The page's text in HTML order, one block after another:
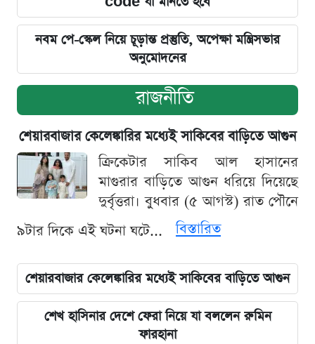
নবম পে-স্কেল নিয়ে চূড়ান্ত প্রস্তুতি, অপেক্ষা মন্ত্রিসভার
অনুমোদনের
রাজনীতি
শেয়ারবাজার কেলেঙ্কারির মধ্যেই সাকিবের বাড়িতে আগুন
ক্রিকেটার সাকিব আল হাসানের
মাগুরার বাড়িতে আগুন ধরিয়ে দিয়েছে
দুর্বৃত্তরা। বুধবার (৫ আগস্ট) রাত পৌনে
৯টার দিকে এই ঘটনা ঘটে...
বিস্তারিত
শেয়ারবাজার কেলেঙ্কারির মধ্যেই সাকিবের বাড়িতে আগুন
শেখ হাসিনার দেশে ফেরা নিয়ে যা বললেন রুমিন
ফারহানা